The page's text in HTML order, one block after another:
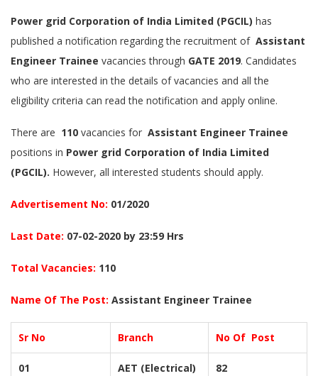
Power grid Corporation of India Limited (PGCIL) has
published a notification regarding the recruitment of Assistant
Engineer Trainee vacancies through GATE 2019. Candidates
who are interested in the details of vacancies and all the
eligibility criteria can read the notification and apply online.
There are 110 vacancies for Assistant Engineer Trainee
positions in Power grid Corporation of India Limited
(PGCIL). However, all interested students should apply.
Advertisement No: 01/2020
Last Date: 07-02-2020 by 23:59 Hrs
Total Vacancies: 110
Name Of The Post: Assistant Engineer Trainee
Sr No Branch No Of Post
01 AET (Electrical) 82